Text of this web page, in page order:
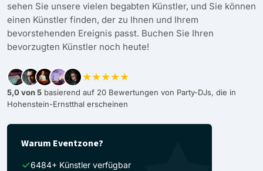
sehen Sie unsere vielen begabten Künstler, und Sie können
einen Künstler finden, der zu Ihnen und Ihrem
bevorstehenden Ereignis passt. Buchen Sie Ihren
bevorzugten Künstler noch heute!
★★★★★
5,0 von 5 basierend auf 20 Bewertungen von Party-DJs, die in
Hohenstein-Ernstthal erscheinen
Warum Eventzone?
6484+ Künstler verfügbar